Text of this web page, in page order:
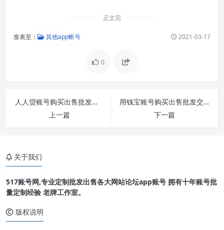
正文完
发表至： 其他app帐号 2021-03-17
0
人人贷账号购买出售批发交易1组100个直登
上一篇
用钱宝账号购买出售批发交易1组100个直登
下一篇
关于我们
517账号网,专业定制批发出售各大网站论坛app账号 拥有十年账号批
量定制经验 老牌工作室。
版权说明